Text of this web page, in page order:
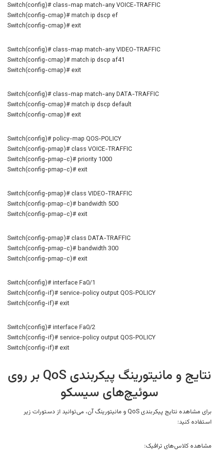
Switch(config)# class-map match-any VOICE-TRAFFIC
Switch(config-cmap)# match ip dscp ef
Switch(config-cmap)# exit
Switch(config)# class-map match-any VIDEO-TRAFFIC
Switch(config-cmap)# match ip dscp af41
Switch(config-cmap)# exit
Switch(config)# class-map match-any DATA-TRAFFIC
Switch(config-cmap)# match ip dscp default
Switch(config-cmap)# exit
Switch(config)# policy-map QOS-POLICY
Switch(config-pmap)# class VOICE-TRAFFIC
Switch(config-pmap-c)# priority 1000
Switch(config-pmap-c)# exit
Switch(config-pmap)# class VIDEO-TRAFFIC
Switch(config-pmap-c)# bandwidth 500
Switch(config-pmap-c)# exit
Switch(config-pmap)# class DATA-TRAFFIC
Switch(config-pmap-c)# bandwidth 300
Switch(config-pmap-c)# exit
Switch(config)# interface Fa0/1
Switch(config-if)# service-policy output QOS-POLICY
Switch(config-if)# exit
Switch(config)# interface Fa0/2
Switch(config-if)# service-policy output QOS-POLICY
Switch(config-if)# exit
نتایج و مانیتورینگ پیکربندی QoS بر روی
سوئیچ‌های سیسکو
برای مشاهده نتایج پیکربندی QoS و مانیتورینگ آن، می‌توانید از دستورات زیر
استفاده کنید:
مشاهده کلاس‌های ترافیک: